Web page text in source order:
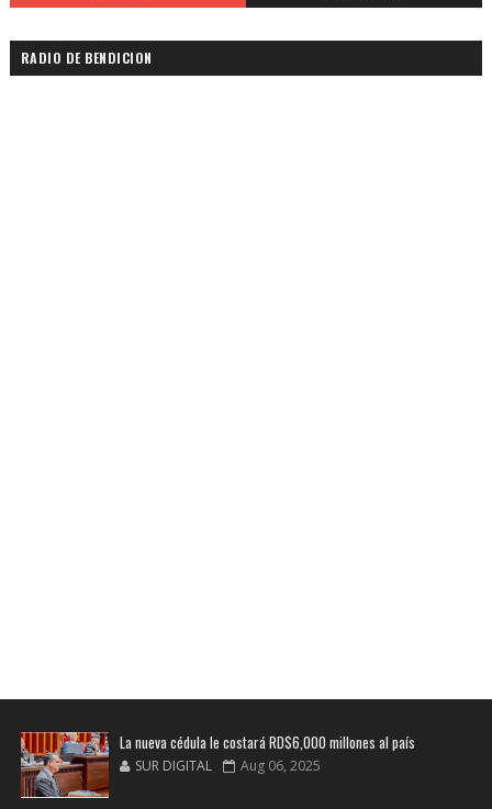
RADIO DE BENDICION
La nueva cédula le costará RD$6,000 millones al país
SUR DIGITAL Aug 06, 2025